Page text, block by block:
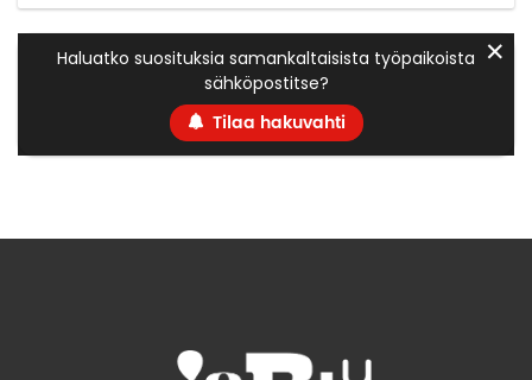
Haluatko suosituksia samankaltaisista työpaikoista
sähköpostitse?
Tilaa hakuvahti
✕